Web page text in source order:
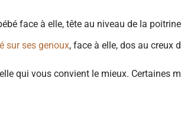
face à elle, tête au niveau de la
sur ses genoux, face à elle, dos au creux
qui vous convient le mieux. Certaines